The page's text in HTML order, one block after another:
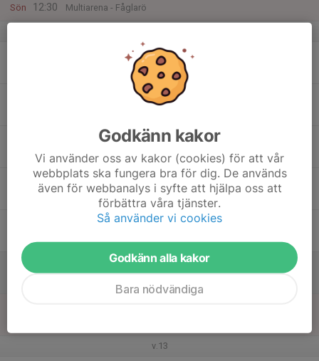
Sön
12:30
Multiarena - Fåglarö
21:30
Masters Gym
Österåkers Multiarena Gymmet
Masters
21
v.13
Godkänn kakor
Vi använder oss av kakor (cookies) för att vår
webbplats ska fungera bra för dig. De används
även för webbanalys i syfte att hjälpa oss att
förbättra våra tjänster.
Så använder vi cookies
Godkänn alla kakor
Bara nödvändiga